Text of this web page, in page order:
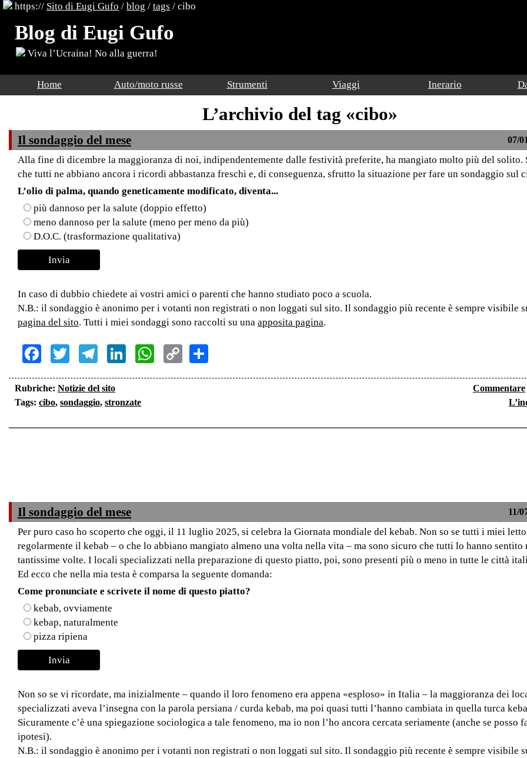
https:// Sito di Eugi Gufo / blog / tags / cibo
Blog di Eugi Gufo
Viva l’Ucraina! No alla guerra!
Home Auto/moto russe Strumenti Viaggi Inerario
L’archivio del tag «cibo»
Il sondaggio del mese 07/
Alla fine di dicembre la maggioranza di noi, indipendentemente dalle festività preferite, ha mangiato molto più del solito.
che tutti ne abbiano ancora i ricordi abbastanza freschi e, di conseguenza, sfrutto la situazione per fare un sondaggio sul
L’olio di palma, quando geneticamente modificato, diventa...
più dannoso per la salute (doppio effetto)
meno dannoso per la salute (meno per meno da più)
D.O.C. (trasformazione qualitativa)
In caso di dubbio chiedete ai vostri amici o parenti che hanno studiato poco a scuola.
N.B.: il sondaggio è anonimo per i votanti non registrati o non loggati sul sito. Il sondaggio più recente è sempre visibile
pagina del sito. Tutti i miei sondaggi sono raccolti su una apposita pagina.
Facebook
TwitterTelegram
LinkedInWhatsApp
Copy
Link
Rubriche: Notizie del sito
Tags: cibo, sondaggio, stronzate
Commentare
Il sondaggio del mese 11/
Per puro caso ho scoperto che oggi, il 11 luglio 2025, si celebra la Giornata mondiale del kebab. Non so se tutti i miei
regolarmente il kebab – o che lo abbiano mangiato almeno una volta nella vita – ma sono sicuro che tutti lo hanno sentito
tantissime volte. I locali specializzati nella preparazione di questo piatto, poi, sono presenti più o meno in tutte le città
Ed ecco che nella mia testa è comparsa la seguente domanda:
Come pronunciate e scrivete il nome di questo piatto?
kebab, ovviamente
kebap, naturalmente
pizza ripiena
Non so se vi ricordate, ma inizialmente – quando il loro fenomeno era appena «esploso» in Italia – la maggioranza dei
specializzati aveva l’insegna con la parola persiana / curda kebab, ma poi quasi tutti l’hanno cambiata in quella turca
Sicuramente c’è una spiegazione sociologica a tale fenomeno, ma io non l’ho ancora cercata seriamente (anche se posso
ipotesi).
N.B.: il sondaggio è anonimo per i votanti non registrati o non loggati sul sito. Il sondaggio più recente è sempre visibile